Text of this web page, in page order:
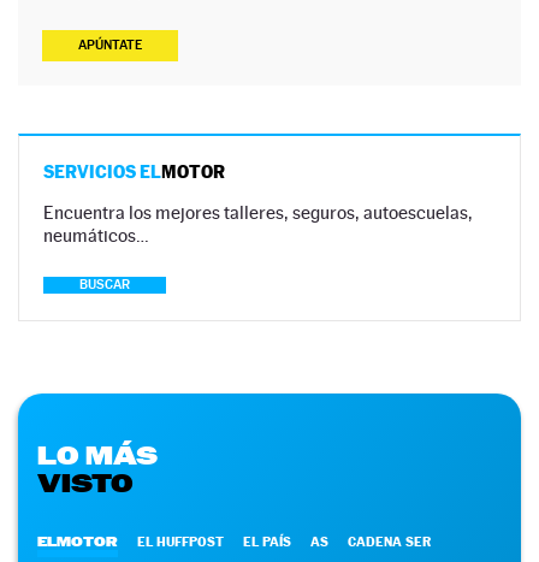
APÚNTATE
SERVICIOS ELMOTOR
Encuentra los mejores talleres, seguros, autoescuelas,
neumáticos…
BUSCAR
LO MÁS
VISTO
ELMOTOR EL HUFFPOST EL PAÍS AS CADENA SER